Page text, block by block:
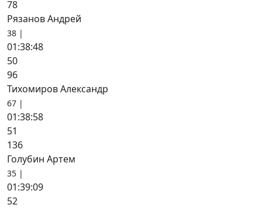
78
Рязанов Андрей
38 |
01:38:48
50
96
Тихомиров Александр
67 |
01:38:58
51
136
Голубин Артем
35 |
01:39:09
52